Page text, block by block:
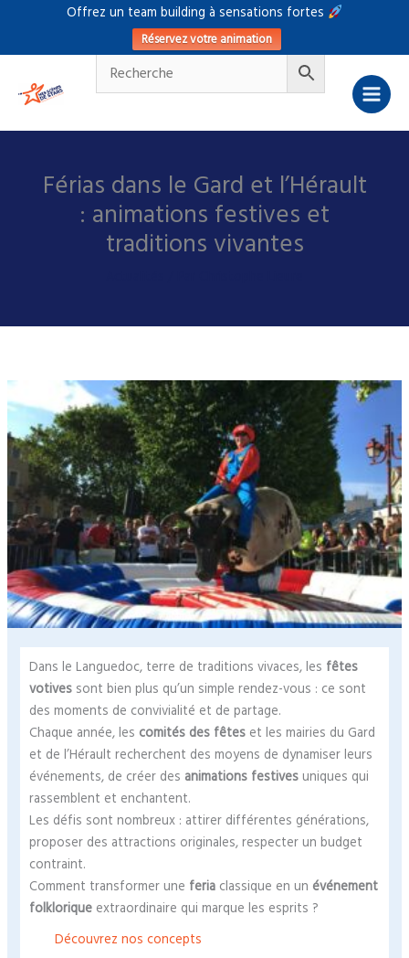
Offrez un team building à sensations fortes
Réservez votre animation
contenu
Férias dans le Gard et l’Hérault
: animations festives et
traditions vivantes
Dans le Languedoc, terre de traditions vivaces, les fêtes
votives sont bien plus qu’un simple rendez-vous : ce sont
des moments de convivialité et de partage.
Chaque année, les comités des fêtes et les mairies du Gard
et de l’Hérault recherchent des moyens de dynamiser leurs
événements, de créer des animations festives uniques qui
rassemblent et enchantent.
Les défis sont nombreux : attirer différentes générations,
proposer des attractions originales, respecter un budget
contraint.
Comment transformer une feria classique en un événement
folklorique extraordinaire qui marque les esprits ?
Découvrez nos concepts